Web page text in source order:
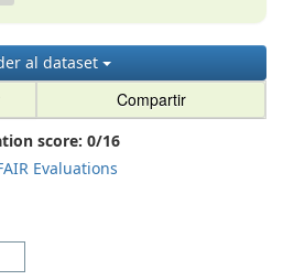
al dataset
Compartir
score: 0/16
Evaluations